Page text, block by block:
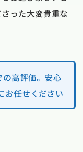
った大変貴重な
高評価。安心
お任せください